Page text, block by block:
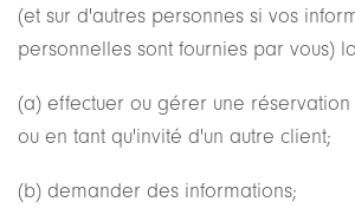
(et sur d'autres personnes si vos
personnelles sont fournies par vous)
(a) effectuer ou gérer une
ou en tant qu'invité d'un autre client;
(b) demander des informations;